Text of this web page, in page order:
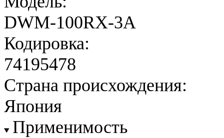
DWM-100RX-3A
Кодировка:
74195478
Страна происхождения:
Япония
Применимость